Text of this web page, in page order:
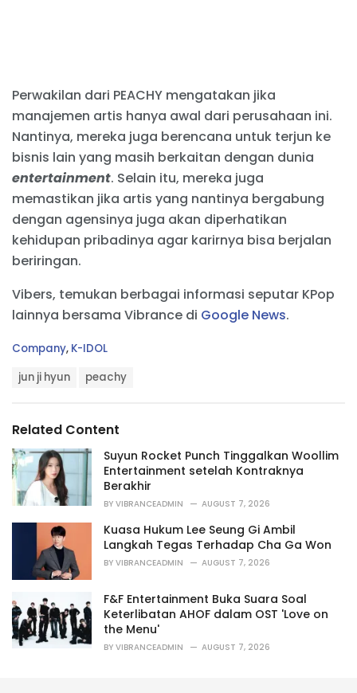
Perwakilan dari PEACHY mengatakan jika
manajemen artis hanya awal dari perusahaan ini.
Nantinya, mereka juga berencana untuk terjun ke
bisnis lain yang masih berkaitan dengan dunia
entertainment. Selain itu, mereka juga
memastikan jika artis yang nantinya bergabung
dengan agensinya juga akan diperhatikan
kehidupan pribadinya agar karirnya bisa berjalan
beriringan.
Vibers, temukan berbagai informasi seputar KPop
lainnya bersama Vibrance di Google News.
C
r
i
e
s
Company, K-IDOL
a
:
jun ji hyun peachy
Related Content
Suyun Rocket Punch Tinggalkan Woollim
Entertainment setelah Kontraknya
Berakhir
BY VIBRANCEADMIN AUGUST 7, 2026
Kuasa Hukum Lee Seung Gi Ambil
Langkah Tegas Terhadap Cha Ga Won
BY VIBRANCEADMIN AUGUST 7, 2026
F&F Entertainment Buka Suara Soal
Keterlibatan AHOF dalam OST 'Love on
the Menu'
BY VIBRANCEADMIN AUGUST 7, 2026